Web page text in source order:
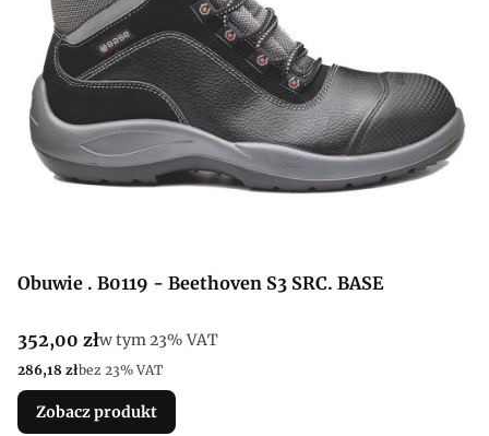
Obuwie . B0119 - Beethoven S3 SRC. BASE
Cena brutto
352,00 złw tym %s VAT
w tym23% VAT
Cena netto
286,18 złbez 23% VAT
Zobacz produkt